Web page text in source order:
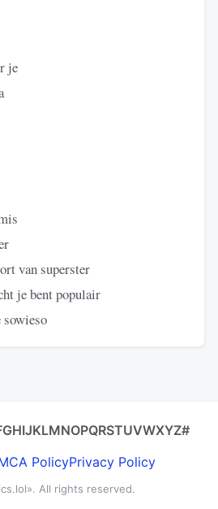
je
van superster
je bent populair
GHIJKLMNOPQRSTUVWXYZ#
PolicyPrivacy Policy
. All rights reserved.